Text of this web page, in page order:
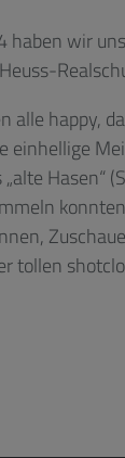
wir
alle happy,
einhellige
Hasen“
tollen